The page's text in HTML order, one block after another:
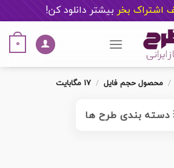
بیشتر دانلود کن!
0
/ محصول حجم فایل /
دسته بندی طرح ها